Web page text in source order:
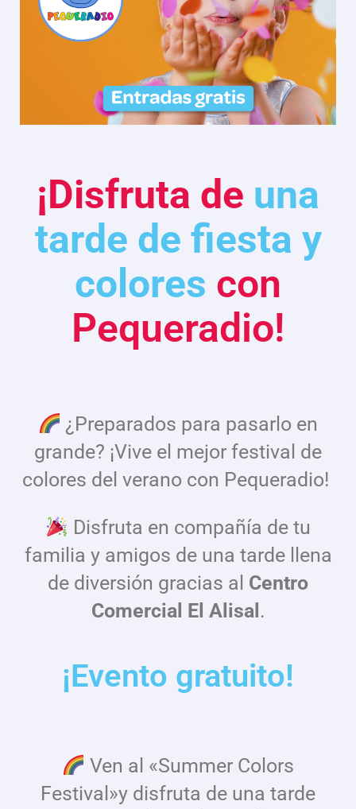
¡Disfruta de una
tarde de fiesta y
colores con
Pequeradio!
¿Preparados para pasarlo en
grande? ¡Vive el mejor festival de
colores del verano con Pequeradio!
Disfruta en compañía de tu
familia y amigos de una tarde llena
de diversión gracias al Centro
Comercial El Alisal .
¡Evento gratuito!
Ven al «Summer Colors
Festival»y disfruta de una tarde